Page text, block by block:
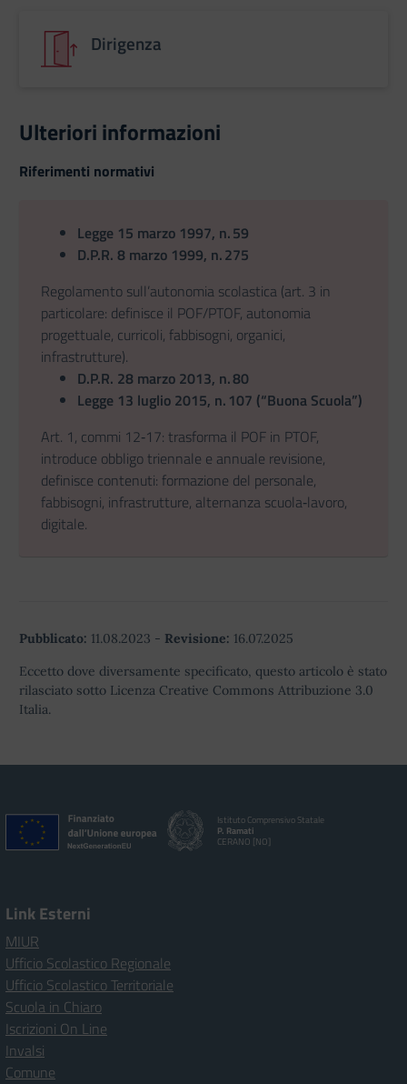
Dirigenza
Ulteriori informazioni
Riferimenti normativi
Legge 15 marzo 1997, n. 59
D.P.R. 8 marzo 1999, n. 275
Regolamento sull’autonomia scolastica (art. 3 in
particolare: definisce il POF/PTOF, autonomia
progettuale, curricoli, fabbisogni, organici,
infrastrutture).
D.P.R. 28 marzo 2013, n. 80
Legge 13 luglio 2015, n. 107 (“Buona Scuola”)
Art. 1, commi 12‑17: trasforma il POF in PTOF,
introduce obbligo triennale e annuale revisione,
definisce contenuti: formazione del personale,
fabbisogni, infrastrutture, alternanza scuola‑lavoro,
digitale.
Pubblicato: 11.08.2023 - Revisione: 16.07.2025
Eccetto dove diversamente specificato, questo articolo è stato
rilasciato sotto Licenza Creative Commons Attribuzione 3.0
Italia.
Istituto Comprensivo Statale
P. Ramati
CERANO [NO]
Link Esterni
MIUR
Ufficio Scolastico Regionale
Ufficio Scolastico Territoriale
Scuola in Chiaro
Iscrizioni On Line
Invalsi
Comune